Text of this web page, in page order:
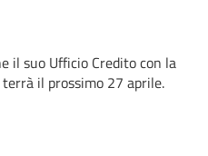
il suo Ufficio Credito con la
il prossimo 27 aprile.